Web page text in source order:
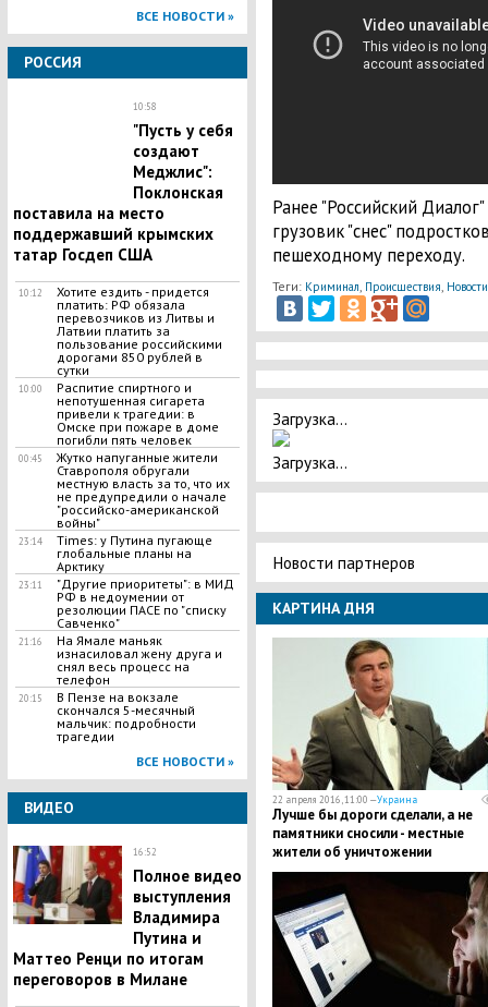
ВСЕ НОВОСТИ »
РОССИЯ
10:58
"Пусть у себя
создают
Меджлис":
Поклонская
поставила на место
поддержавший крымских
татар Госдеп США
10:12
Хотите ездить - придется
платить: РФ обязала
перевозчиков из Литвы и
Латвии платить за
пользование российскими
дорогами 850 рублей в
сутки
10:00
Распитие спиртного и
непотушенная сигарета
привели к трагедии: в
Омске при пожаре в доме
погибли пять человек
00:45
Жутко напуганные жители
Ставрополя обругали
местную власть за то, что их
не предупредили о начале
"российско-американской
войны"
23:14
Times: у Путина пугающе
глобальные планы на
Арктику
23:11
"Другие приоритеты": в МИД
РФ в недоумении от
резолюции ПАСЕ по "списку
Савченко"
21:16
На Ямале маньяк
изнасиловал жену друга и
снял весь процесс на
телефон
20:15
В Пензе на вокзале
скончался 5-месячный
мальчик: подробности
трагедии
ВСЕ НОВОСТИ »
ВИДЕО
16:52
Полное видео
выступления
Владимира
Путина и
Маттео Ренци по итогам
переговоров в Милане
Ранее "Российский Диалог"
грузовик "снес"
пешеходному переходу.
Теги: Криминал, Происшествия,
Загрузка...
Загрузка...
Новости партнеров
КАРТИНА ДНЯ
22 апреля 2016, 11:00 —Украина
Лучше бы дороги сделали, а не
памятники сносили - местные
жители об уничтожении
коммунистических символов в